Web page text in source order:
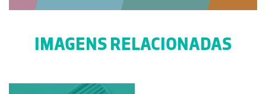
IMAGENS RELACIONADAS